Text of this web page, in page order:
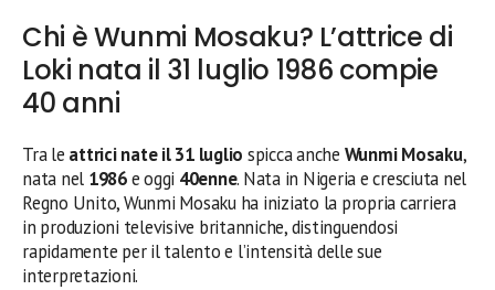
Chi è Wunmi Mosaku? L’attrice di
Loki nata il 31 luglio 1986 compie
40 anni
Tra le attrici nate il 31 luglio spicca anche Wunmi Mosaku,
nata nel 1986e oggi 40enne. Nata in Nigeria e cresciuta nel
Regno Unito, Wunmi Mosaku ha iniziato la propria carriera
in produzioni televisive britanniche, distinguendosi
rapidamente per il talento e l’intensità delle sue
interpretazioni.